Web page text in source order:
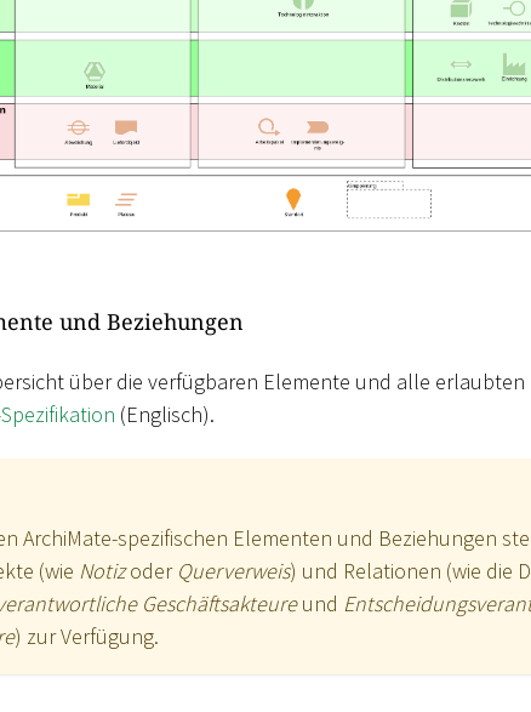
und Beziehungen
über die verfügbaren Elemente und alle erlaubten
(Englisch).
ArchiMate-spezifischen Elementen und Beziehungen
(wie Notizoder Querverweis) und Relationen (wie die
Geschäftsakteureund
) zur Verfügung.